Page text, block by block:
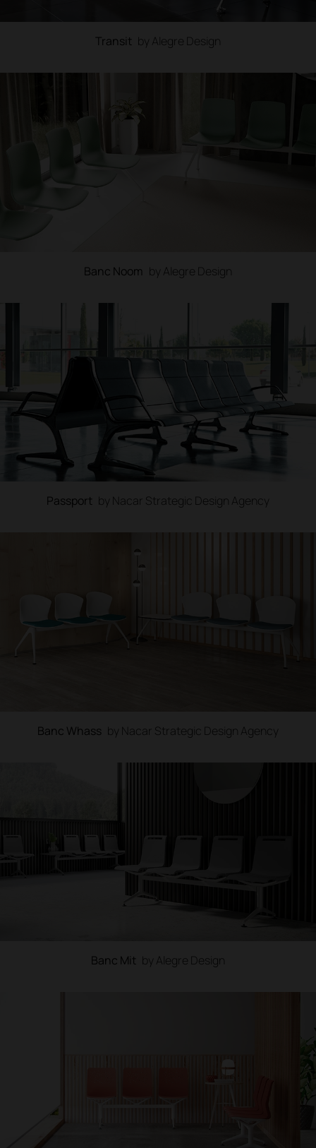
Transit by Alegre Design
Banc Noom by Alegre Design
Passport by Nacar Strategic Design Agency
Banc Whass by Nacar Strategic Design Agency
Banc Mit by Alegre Design